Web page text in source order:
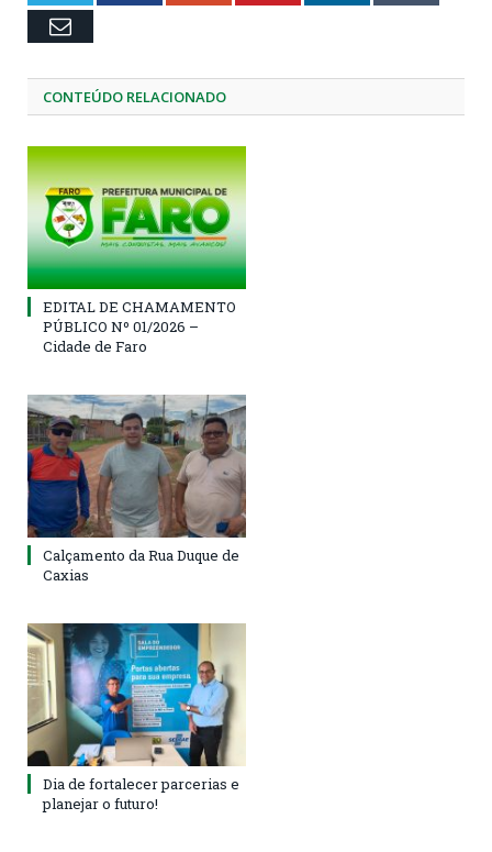
Email
CONTEÚDO RELACIONADO
EDITAL DE CHAMAMENTO
PÚBLICO Nº 01/2026 –
Cidade de Faro
Calçamento da Rua Duque de
Caxias
Dia de fortalecer parcerias e
planejar o futuro!